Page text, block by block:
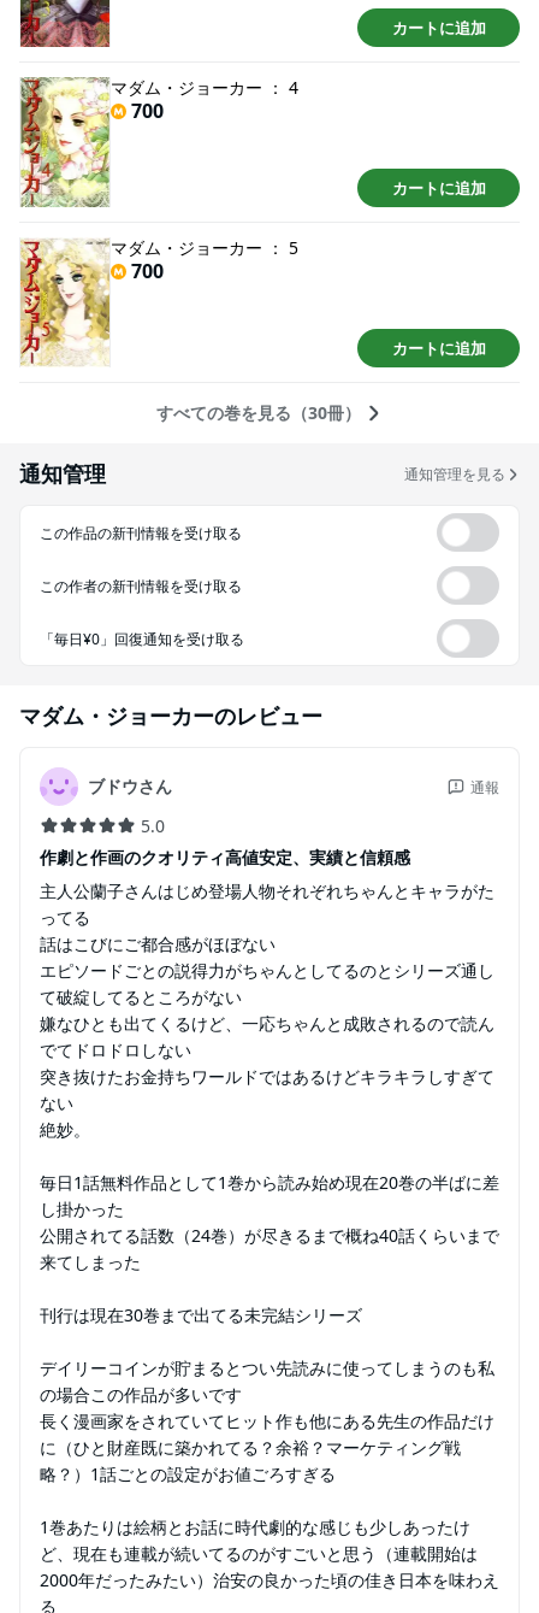
カートに追加
マダム・ジョーカー ： 4
700
カートに追加
マダム・ジョーカー ： 5
700
カートに追加
すべての巻を見る（30冊）
通知管理 通知管理を見る
この作品の新刊情報を受け取る
この作者の新刊情報を受け取る
「毎日¥0」回復通知を受け取る
マダム・ジョーカーのレビュー
ブドウさん 通報
5.0
作劇と作画のクオリティ高値安定、実績と信頼感
主人公蘭子さんはじめ登場人物それぞれちゃんとキャラがた
ってる
話はこびにご都合感がほぼない
エピソードごとの説得力がちゃんとしてるのとシリーズ通し
て破綻してるところがない
嫌なひとも出てくるけど、一応ちゃんと成敗されるので読ん
でてドロドロしない
突き抜けたお金持ちワールドではあるけどキラキラしすぎて
ない
絶妙。
毎日1話無料作品として1巻から読み始め現在20巻の半ばに差
し掛かった
公開されてる話数（24巻）が尽きるまで概ね40話くらいまで
来てしまった
刊行は現在30巻まで出てる未完結シリーズ
デイリーコインが貯まるとつい先読みに使ってしまうのも私
の場合この作品が多いです
長く漫画家をされていてヒット作も他にある先生の作品だけ
に（ひと財産既に築かれてる？余裕？マーケティング戦
略？）1話ごとの設定がお値ごろすぎる
1巻あたりは絵柄とお話に時代劇的な感じも少しあったけ
ど、現在も連載が続いてるのがすごいと思う（連載開始は
2000年だったみたい）治安の良かった頃の佳き日本を味わえ
る